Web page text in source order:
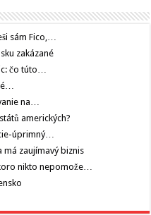
sám Fico,…
zakázané
čo túto…
na…
amerických?
úprimný…
má zaujímavý biznis
nikto nepomože…